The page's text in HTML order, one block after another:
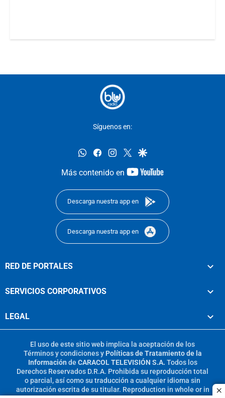
Síguenos en:
whatsappfacebookinstagram
twittergoogle
Más contenido en
youtube-
Descarga nuestra app en
Descarga nuestra app en
RED DE PORTALES
SERVICIOS CORPORATIVOS
LEGAL
El uso de este sitio web implica la aceptación de los
Términos y condicionesy Políticas de Tratamiento de la
Información de CARACOL TELEVISIÓN S.A. Todos los
Derechos Reservados D.R.A. Prohibida su reproducción total
o parcial, así como su traducción a cualquier idioma sin
autorización escrita de su titular. Reproduction in whole or in